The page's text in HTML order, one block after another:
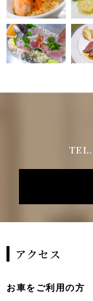
TEL.
アクセス
お車をご利用の方